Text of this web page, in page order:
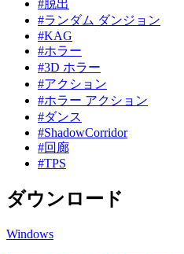
#脱出
#ランダム ダンジョン
#KAG
#ホラー
#3D ホラー
#アクション
#ホラー アクション
#ダンス
#ShadowCorridor
#回廊
#TPS
ダウンロード
Windows